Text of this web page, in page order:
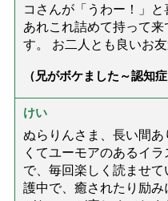
コさんが「うわー！」と
あれこれ詰めて持って
す。 お二人とも良いお友
（兄がボケました～認知
達』が届きました」）
けい
ぬらりんさま、長い間
くてユーモアのあるイ
で、毎回楽しく読ませ
護中で、癒されたり励